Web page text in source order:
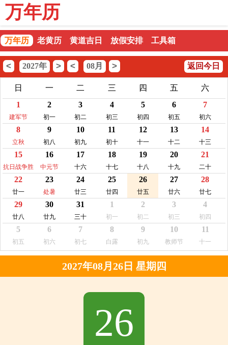
万年历
万年历 老黄历 黄道吉日 放假安排 工具箱
< 2027年 > < 08月 > 返回今日
日 一 二 三 四 五
六
1
建军节
2
初一
3
初二
4
初三
5
初四
6
初五
7
初六
8
立秋
9
初八
10
初九
11
初十
12
十一
13
十二
14
十三
15
抗日战争胜
利纪念
16
中元节
17
十六
18
十七
19
十八
20
十九
21
二十
22
廿一
23
处暑
24
廿三
25
廿四
26
廿五
27
廿六
28
廿七
29
廿八
30
廿九
31
三十
1
初一
2
初二
3
初三
4
初四
5
初五
6
初六
7
初七
8
白露
9
初九
10
教师节
11
十一
2027年08月26日 星期四
26